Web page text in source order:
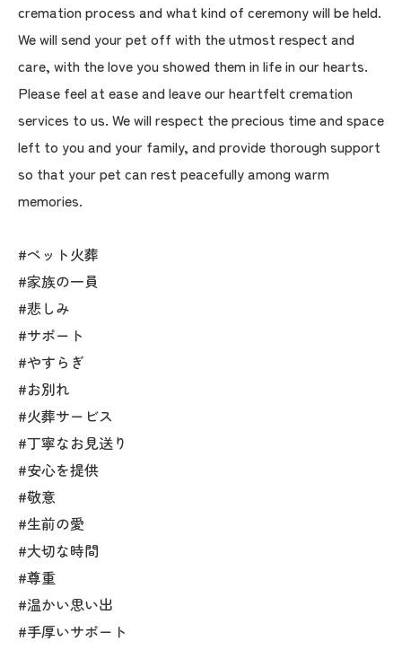
cremation process and what kind of ceremony will be held.
We will send your pet off with the utmost respect and
care, with the love you showed them in life in our hearts.
Please feel at ease and leave our heartfelt cremation
services to us. We will respect the precious time and space
left to you and your family, and provide thorough support
so that your pet can rest peacefully among warm
memories.
#ペット火葬
#家族の一員
#悲しみ
#サポート
#やすらぎ
#お別れ
#火葬サービス
#丁寧なお見送り
#安心を提供
#敬意
#生前の愛
#大切な時間
#尊重
#温かい思い出
#手厚いサポート